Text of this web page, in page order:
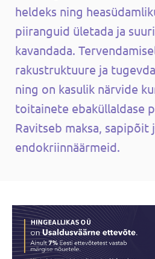
heldeks ning
piiranguid ületada ja
kavandada.
rakustruktuure ja
ning on kasulik närvide
toitainete ebaküllaldase
Ravitseb maksa, sapipõit
endokriinnäärmeid.